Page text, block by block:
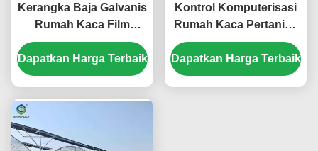
Kerangka Baja Galvanis
Rumah Kaca Film
Plastik Ekonomi Besar
Untuk Pertumbuhan
Optimal
Dapatkan Harga Terbaik
Kontrol Komputerisasi
Rumah Kaca Pertanian
Sayuran Menumbuhkan
Rumah Kaca Ukuran
yang dapat disesuaikan
Dapatkan Harga Terbaik